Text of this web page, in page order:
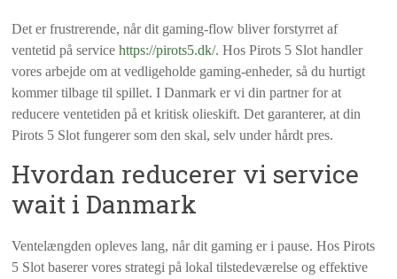
Det er frustrerende, når dit gaming-flow bliver forstyrret af
ventetid på servicehttps://pirots5.dk/. Hos Pirots 5 Slot handler
vores arbejde om at vedligeholde gaming-enheder, så du hurtigt
kommer tilbage til spillet. I Danmark er vi din partner for at
reducere ventetiden på et kritisk olieskift. Det garanterer, at din
Pirots 5 Slot fungerer som den skal, selv under hårdt pres.
Hvordan reducerer vi service
wait i Danmark
Ventelængden opleves lang, når dit gaming er i pause. Hos Pirots
5 Slot baserer vores strategi på lokal tilstedeværelse og effektive